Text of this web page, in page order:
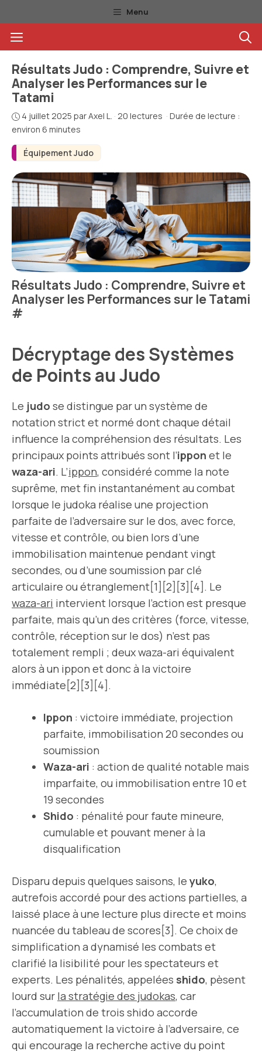
au
contenu
Menu
Menu
Équipement Judo
Résultats Judo : Comprendre, Suivre et
Analyser les Performances sur le
Tatami
4 juillet 2025 parAxel L. · 20 lectures · Durée de lecture :
environ 6 minutes
Résultats Judo : Comprendre, Suivre et
Analyser les Performances sur le Tatami
#
Décryptage des Systèmes
de Points au Judo
Le judo se distingue par un système de
notation strict et normé dont chaque détail
influence la compréhension des résultats. Les
principaux points attribués sont l’ippon et le
waza-ari. L’ippon, considéré comme la note
suprême, met fin instantanément au combat
lorsque le judoka réalise une projection
parfaite de l’adversaire sur le dos, avec force,
vitesse et contrôle, ou bien lors d’une
immobilisation maintenue pendant vingt
secondes, ou d’une soumission par clé
articulaire ou étranglement[1][2][3][4]. Le
waza-ari intervient lorsque l’action est presque
parfaite, mais qu’un des critères (force, vitesse,
contrôle, réception sur le dos) n’est pas
totalement rempli ; deux waza-ari équivalent
alors à un ippon et donc à la victoire
immédiate[2][3][4].
Ippon : victoire immédiate, projection
parfaite, immobilisation 20 secondes ou
soumission
Waza-ari : action de qualité notable mais
imparfaite, ou immobilisation entre 10 et
19 secondes
Shido : pénalité pour faute mineure,
cumulable et pouvant mener à la
disqualification
Disparu depuis quelques saisons, le yuko,
autrefois accordé pour des actions partielles, a
laissé place à une lecture plus directe et moins
nuancée du tableau de scores[3]. Ce choix de
simplification a dynamisé les combats et
clarifié la lisibilité pour les spectateurs et
experts. Les pénalités, appelées shido, pèsent
lourd sur la stratégie des judokas, car
l’accumulation de trois shido accorde
automatiquement la victoire à l’adversaire, ce
qui encourage la recherche active du point